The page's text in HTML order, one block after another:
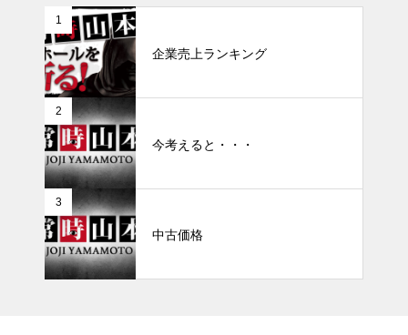
1
企業売上ランキング
2
今考えると・・・
3
中古価格